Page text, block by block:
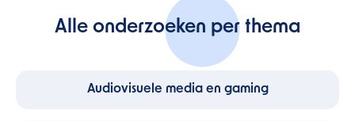
Alle onderzoeken per thema
Audiovisuele media en gaming